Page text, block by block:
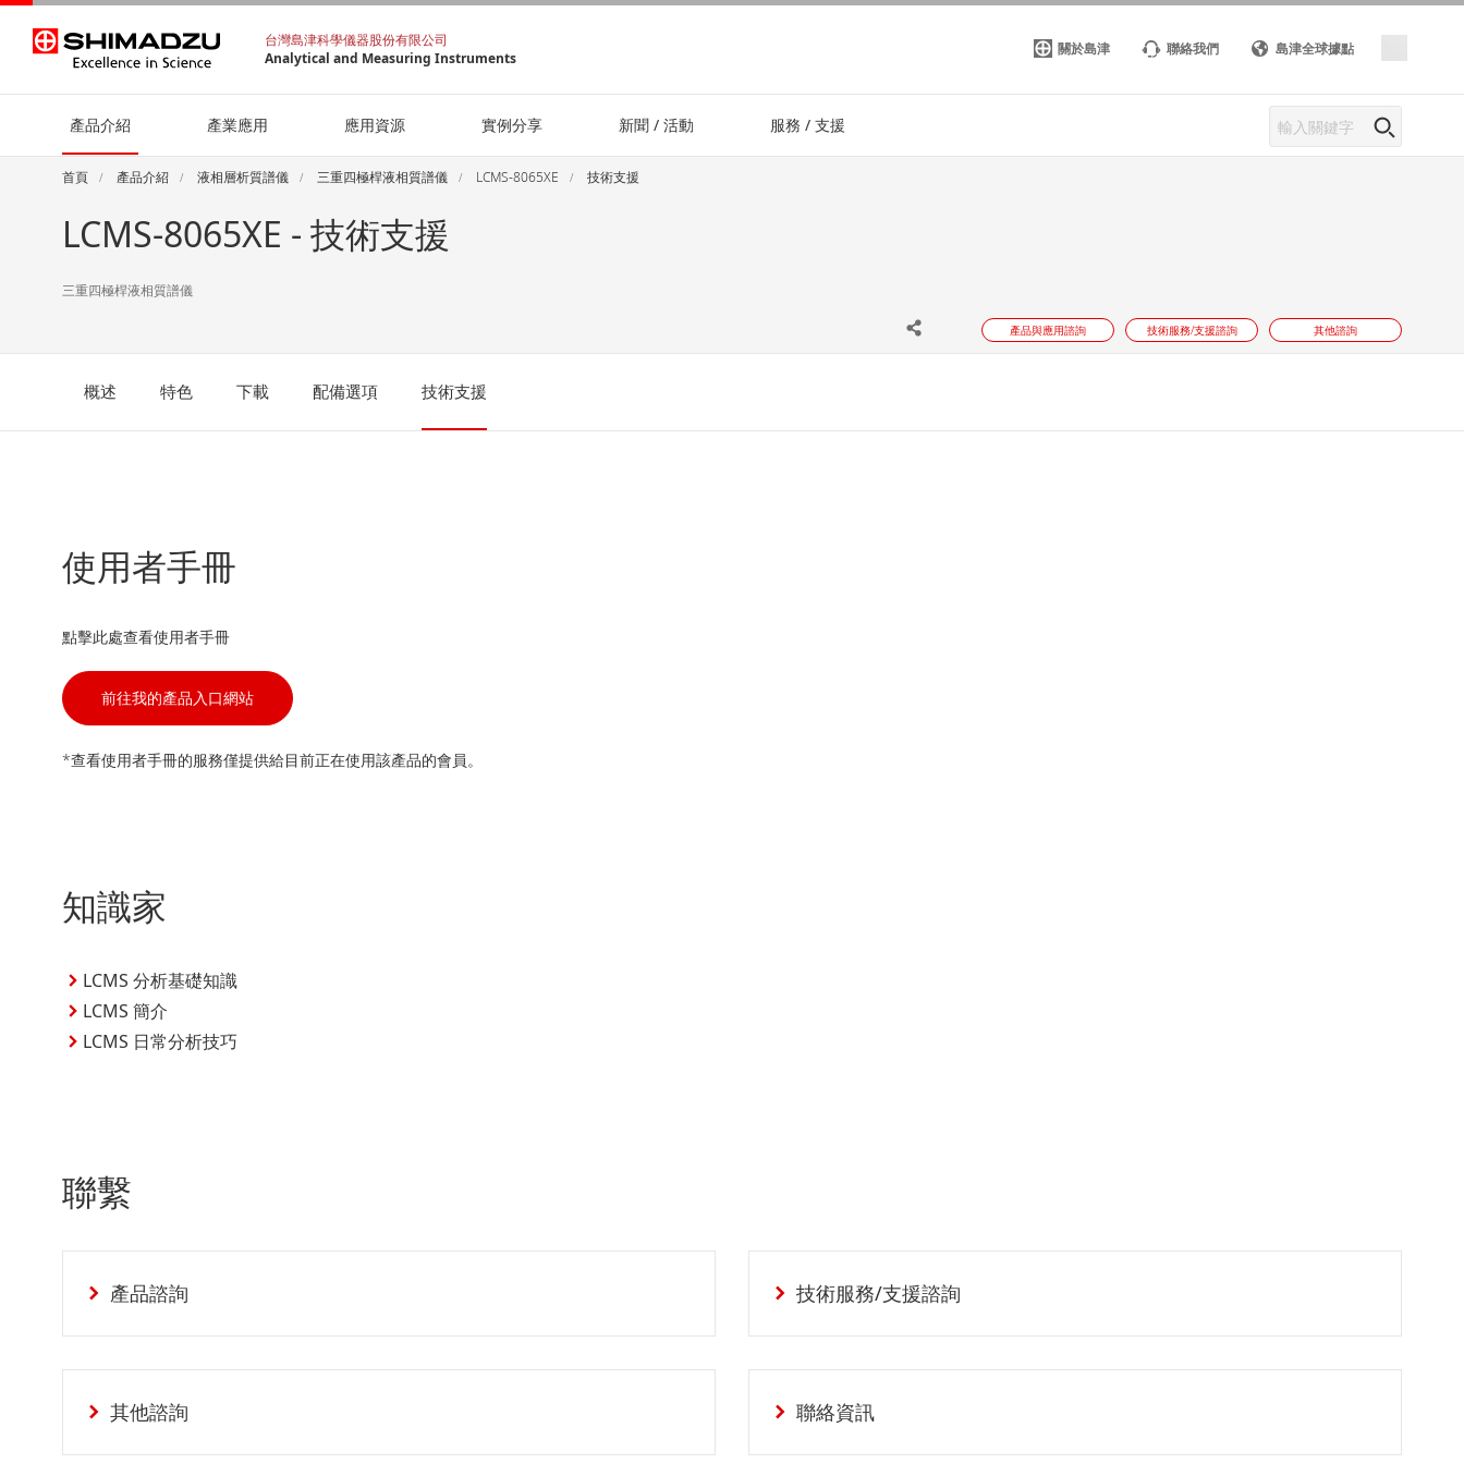
台灣島津科學儀器股份有限公司
Analytical and Measuring Instruments
關於島津 聯絡我們 島津全球據點
產品介紹 產業應用 應用資源 實例分享 新聞 / 活動 服務 / 支援
首頁 產品介紹 液相層析質譜儀 三重四極桿液相質譜儀 LCMS-8065XE 技術支援
LCMS-8065XE - 技術支援
三重四極桿液相質譜儀
產品與應用諮詢 技術服務/支援諮詢 其他諮詢
概述 特色 下載 配備選項 技術支援
使用者手冊
點擊此處查看使用者手冊
前往我的產品入口網站
*查看使用者手冊的服務僅提供給目前正在使用該產品的會員。
知識家
LCMS 分析基礎知識
LCMS 簡介
LCMS 日常分析技巧
聯繫
產品諮詢 技術服務/支援諮詢
其他諮詢 聯絡資訊